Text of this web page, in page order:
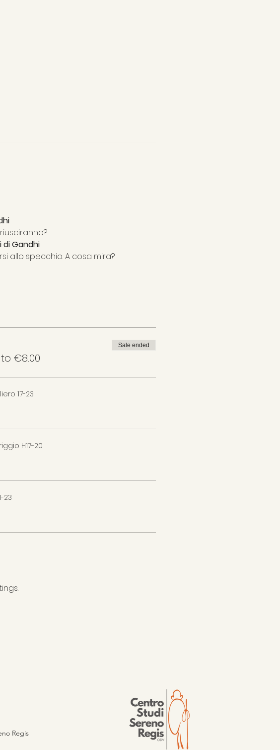
di Gandhi
allo specchio. A cosa mira?
€8.00
Sale ended
17-23
H17-20
23
Regis